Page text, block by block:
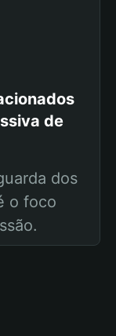
de
dos
o foco